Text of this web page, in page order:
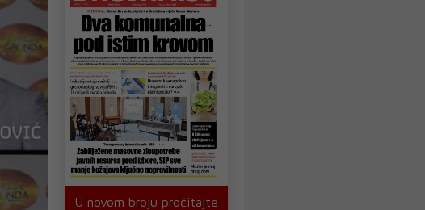
U novom broju pročitajte